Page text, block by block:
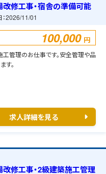
改修工事・宿舎の準備可能
2026/11/01
100,000 円
管理のお仕事です。安全管理や品
す。
求人詳細を見る
改修工事・2級建築施工管理